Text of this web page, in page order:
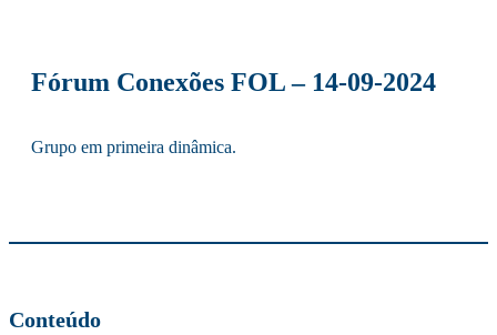
Fórum Conexões FOL – 14-09-2024
Grupo em primeira dinâmica.
Conteúdo